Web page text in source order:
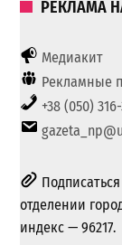
РЕКЛАМА
Медиакит
Рекламные
+38 (050)
отделении
индекс — 96217.